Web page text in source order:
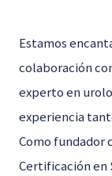
Estamos
colaboración
experto en
experiencia
Como fundador
Certificación en